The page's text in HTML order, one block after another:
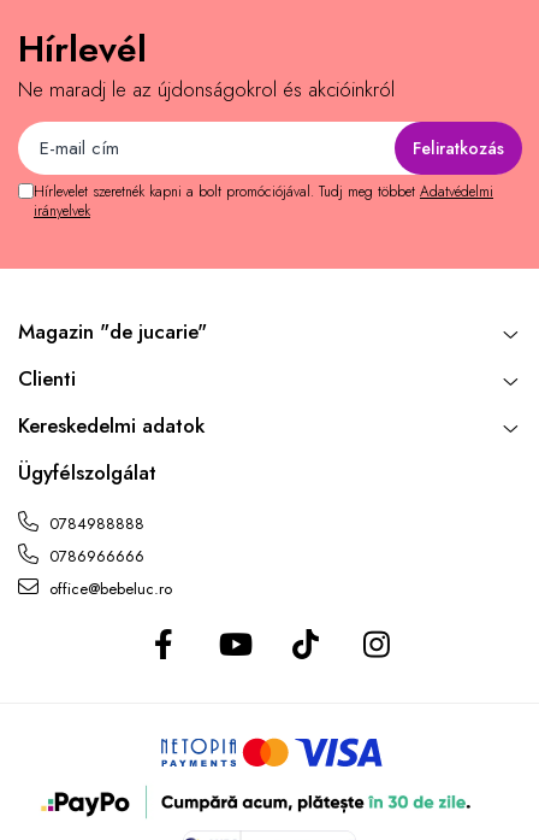
Hírlevél
Ne maradj le az újdonságokrol és akcióinkról
Hírlevelet szeretnék kapni a bolt promóciójával. Tudj meg többet Adatvédelmi
irányelvek
Magazin "de jucarie"
Clienti
Kereskedelmi adatok
Ügyfélszolgálat
0784988888
0786966666
office@bebeluc.ro